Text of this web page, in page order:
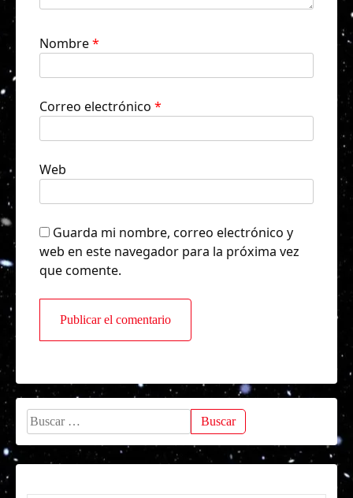
Nombre*
Correo electrónico *
Web
Guarda mi nombre, correo electrónico y
web en este navegador para la próxima vez
que comente.
Buscar: